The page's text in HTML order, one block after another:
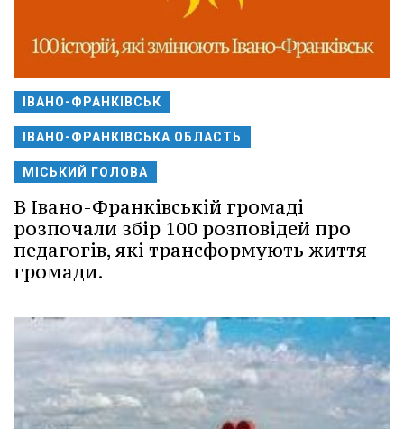
ІВАНО-ФРАНКІВСЬК
ІВАНО-ФРАНКІВСЬКА ОБЛАСТЬ
МІСЬКИЙ ГОЛОВА
В Івано-Франківській громаді
розпочали збір 100 розповідей про
педагогів, які трансформують життя
громади.